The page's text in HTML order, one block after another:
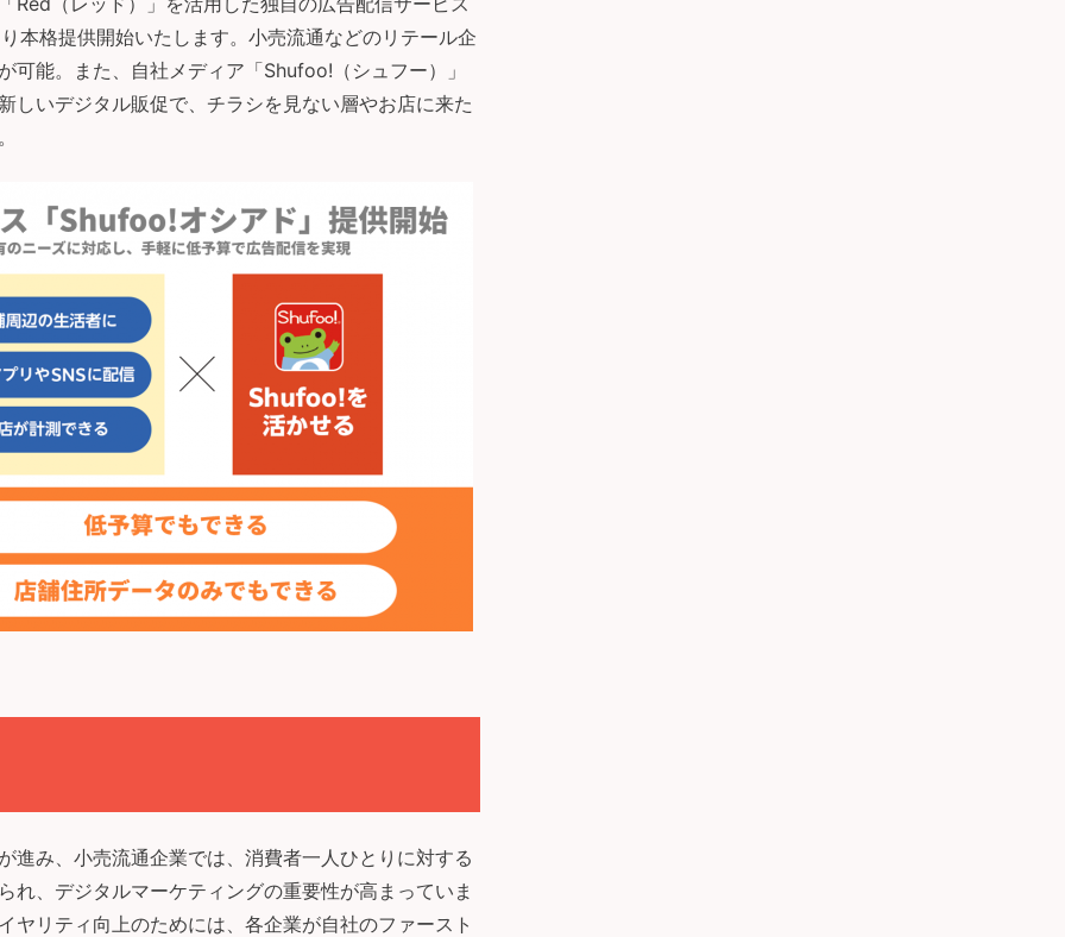
本格提供開始いたします。小売流通などのリテール企
可能。また、自社メディア「Shufoo!（シュフー）」
しいデジタル販促で、チラシを見ない層やお店に来た
進み、小売流通企業では、消費者一人ひとりに対する
れ、デジタルマーケティングの重要性が高まっていま
ヤリティ向上のためには、各企業が自社のファースト